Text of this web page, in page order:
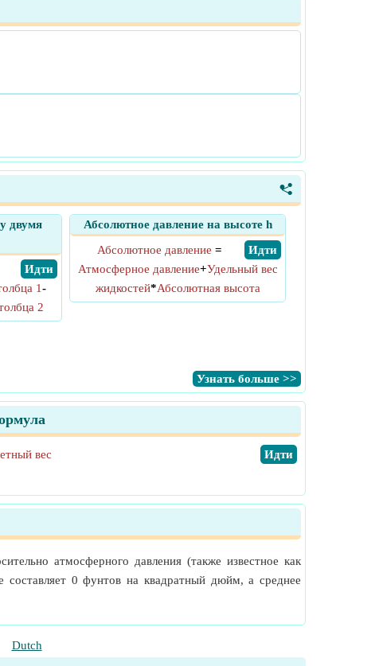
<
двумя
​ Идти
1-
2
Абсолютное давление на высоте h
​ Идти
Абсолютное давление =
Атмосферное давление+Удельный вес
жидкостей*Абсолютная высота
​Узнать больше >>
​Идти
вес
атмосферного давления (также известное как
составляет 0 фунтов на квадратный дюйм, а среднее
Dutch